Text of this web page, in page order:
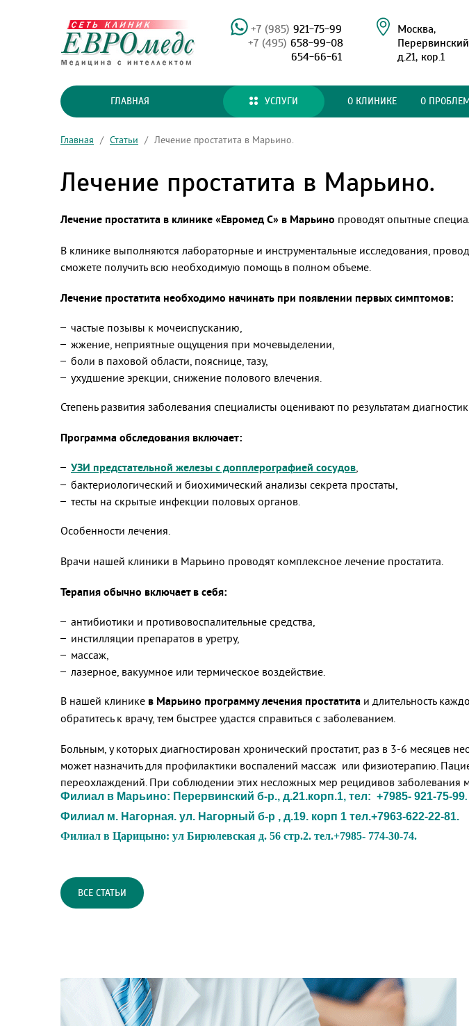
+7 (985) 921-75-99
+7 (495) 658-99-08
654-66-61
Москва,
д.21, кор.1
ГЛАВНАЯ УСЛУГИ О КЛИНИКЕ О
Главная / Статьи / Лечение простатита в Марьино.
Лечение простатита в Марьино.
Лечение простатита в клинике «Евромед С» в Марьино проводят опытные
В клинике выполняются лабораторные и инструментальные исследования,
сможете получить всю необходимую помощь в полном объеме.
Лечение простатита необходимо начинать при появлении первых симптомов:
частые позывы к мочеиспусканию,
жжение, неприятные ощущения при мочевыделении,
боли в паховой области, пояснице, тазу,
ухудшение эрекции, снижение полового влечения.
Степень развития заболевания специалисты оценивают по результатам
Программа обследования включает:
УЗИ предстательной железы c допплерографией сосудов,
бактериологический и биохимический анализы секрета простаты,
тесты на скрытые инфекции половых органов.
Особенности лечения.
Врачи нашей клиники в Марьино проводят комплексное лечение простатита.
Терапия обычно включает в себя:
антибиотики и противовоспалительные средства,
инстилляции препаратов в уретру,
массаж,
лазерное, вакуумное или термическое воздействие.
В нашей клинике в Марьино программу лечения простатита и длительность
обратитесь к врачу, тем быстрее удастся справиться с заболеванием.
Больным, у которых диагностирован хронический простатит, раз в 3-6 месяцев
может назначить для профилактики воспалений массаж или физиотерапию.
переохлаждений. При соблюдении этих несложных мер рецидивов заболевания
Филиал в Марьино: Перервинский б-р., д.21.корп.1, тел: +7985- 921-75-99.
Филиал м. Нагорная. ул. Нагорный б-р , д.19. корп 1 тел.+7963-622-22-81.
Филиал в Царицыно: ул Бирюлевская д. 56 стр.2. тел.+7985- 774-30-74.
ВСЕ СТАТЬИ